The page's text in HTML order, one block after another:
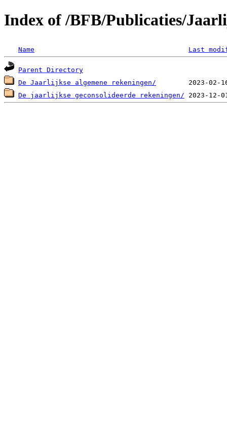
Index of /BFB/Publicaties/
Name Last
Parent Directory
De Jaarlijkse algemene rekeningen/
De jaarlijkse geconsolideerde rekeningen/